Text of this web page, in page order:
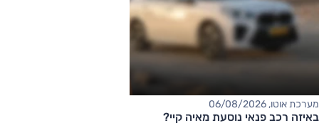
מערכת אוטו, 06/08/2026
באיזה רכב פנאי נוסעת מאיה קיי?